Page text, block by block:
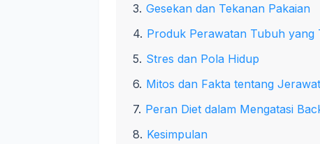
Gesekan dan Tekanan Pakaian
Produk Perawatan Tubuh yang
Stres dan Pola Hidup
Mitos dan Fakta tentang
Peran Diet dalam Mengatasi
Kesimpulan